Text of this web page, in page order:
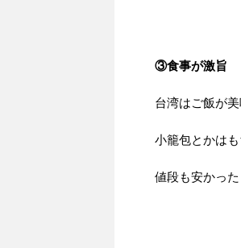
③食事が激旨
台湾はご飯が
小籠包とかは
値段も安かっ